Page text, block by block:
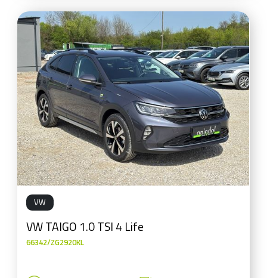
VW
VW TAIGO 1.0 TSI 4 Life
66342/ZG2920KL